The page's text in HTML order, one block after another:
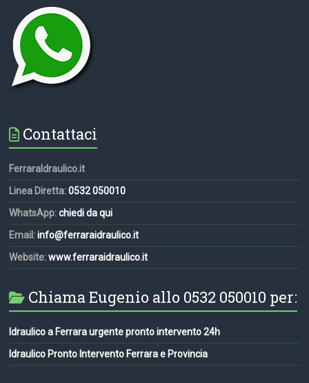
Contattaci
FerraraIdraulico.it
Linea Diretta:0532 050010
WhatsApp:chiedi da qui
Email:info@ferraraidraulico.it
Website:www.ferraraidraulico.it
Chiama Eugenio allo 0532 050010 per:
Idraulico a Ferrara urgente pronto intervento 24h
Idraulico Pronto Intervento Ferrara e Provincia